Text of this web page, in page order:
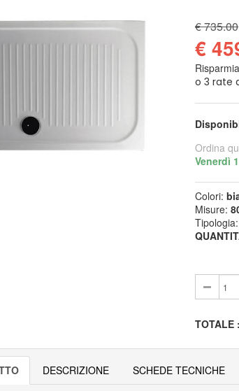
€ 735.00
€
Ordina
Venerdì
Colori:
Misure:
TOTALE :
DESCRIZIONE SCHEDE TECNICHE